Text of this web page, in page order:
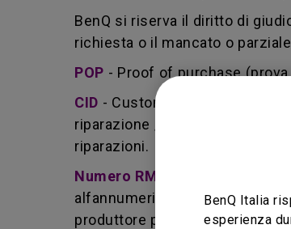
BenQ Italia
esperienza
BenQ si riserva il diritto di
richiesta o il mancato o
POP - Proof of purchase
CID - Customer induced
riparazione / installazione non
riparazioni.
Numero RMA
- Sigla per
alfannumerico utilizzato da
produttore per la sua